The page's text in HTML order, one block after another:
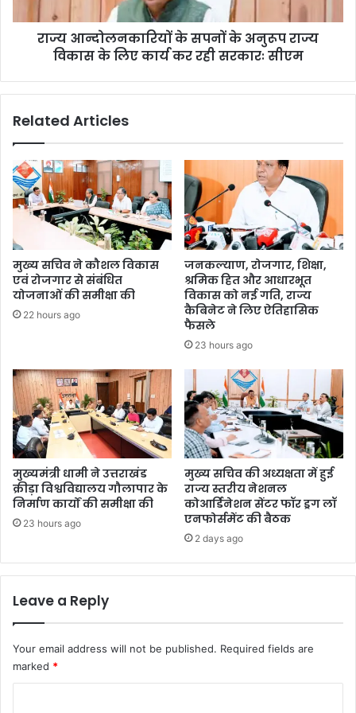
राज्य आन्दोलनकारियों के सपनों के अनुरूप राज्य
विकास के लिए कार्य कर रही सरकारः सीएम
Related Articles
मुख्य सचिव ने कौशल विकास
एवं रोजगार से संबंधित
योजनाओं की समीक्षा की
22 hours ago
जनकल्याण, रोजगार, शिक्षा,
श्रमिक हित और आधारभूत
विकास को नई गति, राज्य
कैबिनेट ने लिए ऐतिहासिक
फैसले
23 hours ago
मुख्यमंत्री धामी ने उत्तराखंड
क्रीड़ा विश्वविद्यालय गौलापार के
निर्माण कार्यों की समीक्षा की
23 hours ago
मुख्य सचिव की अध्यक्षता में हुई
राज्य स्तरीय नेशनल
कोआर्डिनेशन सेंटर फॉर ड्रग लॉ
एनफोर्समेंट की बैठक
2 days ago
Leave a Reply
Your email address will not be published. Required fields are
marked *